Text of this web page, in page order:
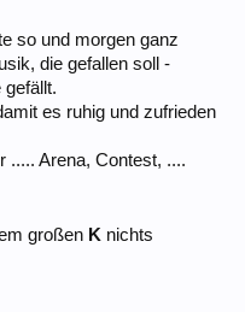
so und morgen ganz
die gefallen soll -
es ruhig und zufrieden
..... Arena, Contest, ....
großen K nichts